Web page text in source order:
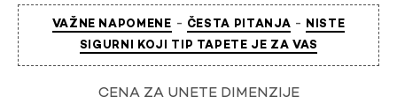
VAŽNE NAPOMENE - ČESTA PITANJA - NISTE
SIGURNI KOJI TIP TAPETE JE ZA VAS
CENA ZA UNETE DIMENZIJE